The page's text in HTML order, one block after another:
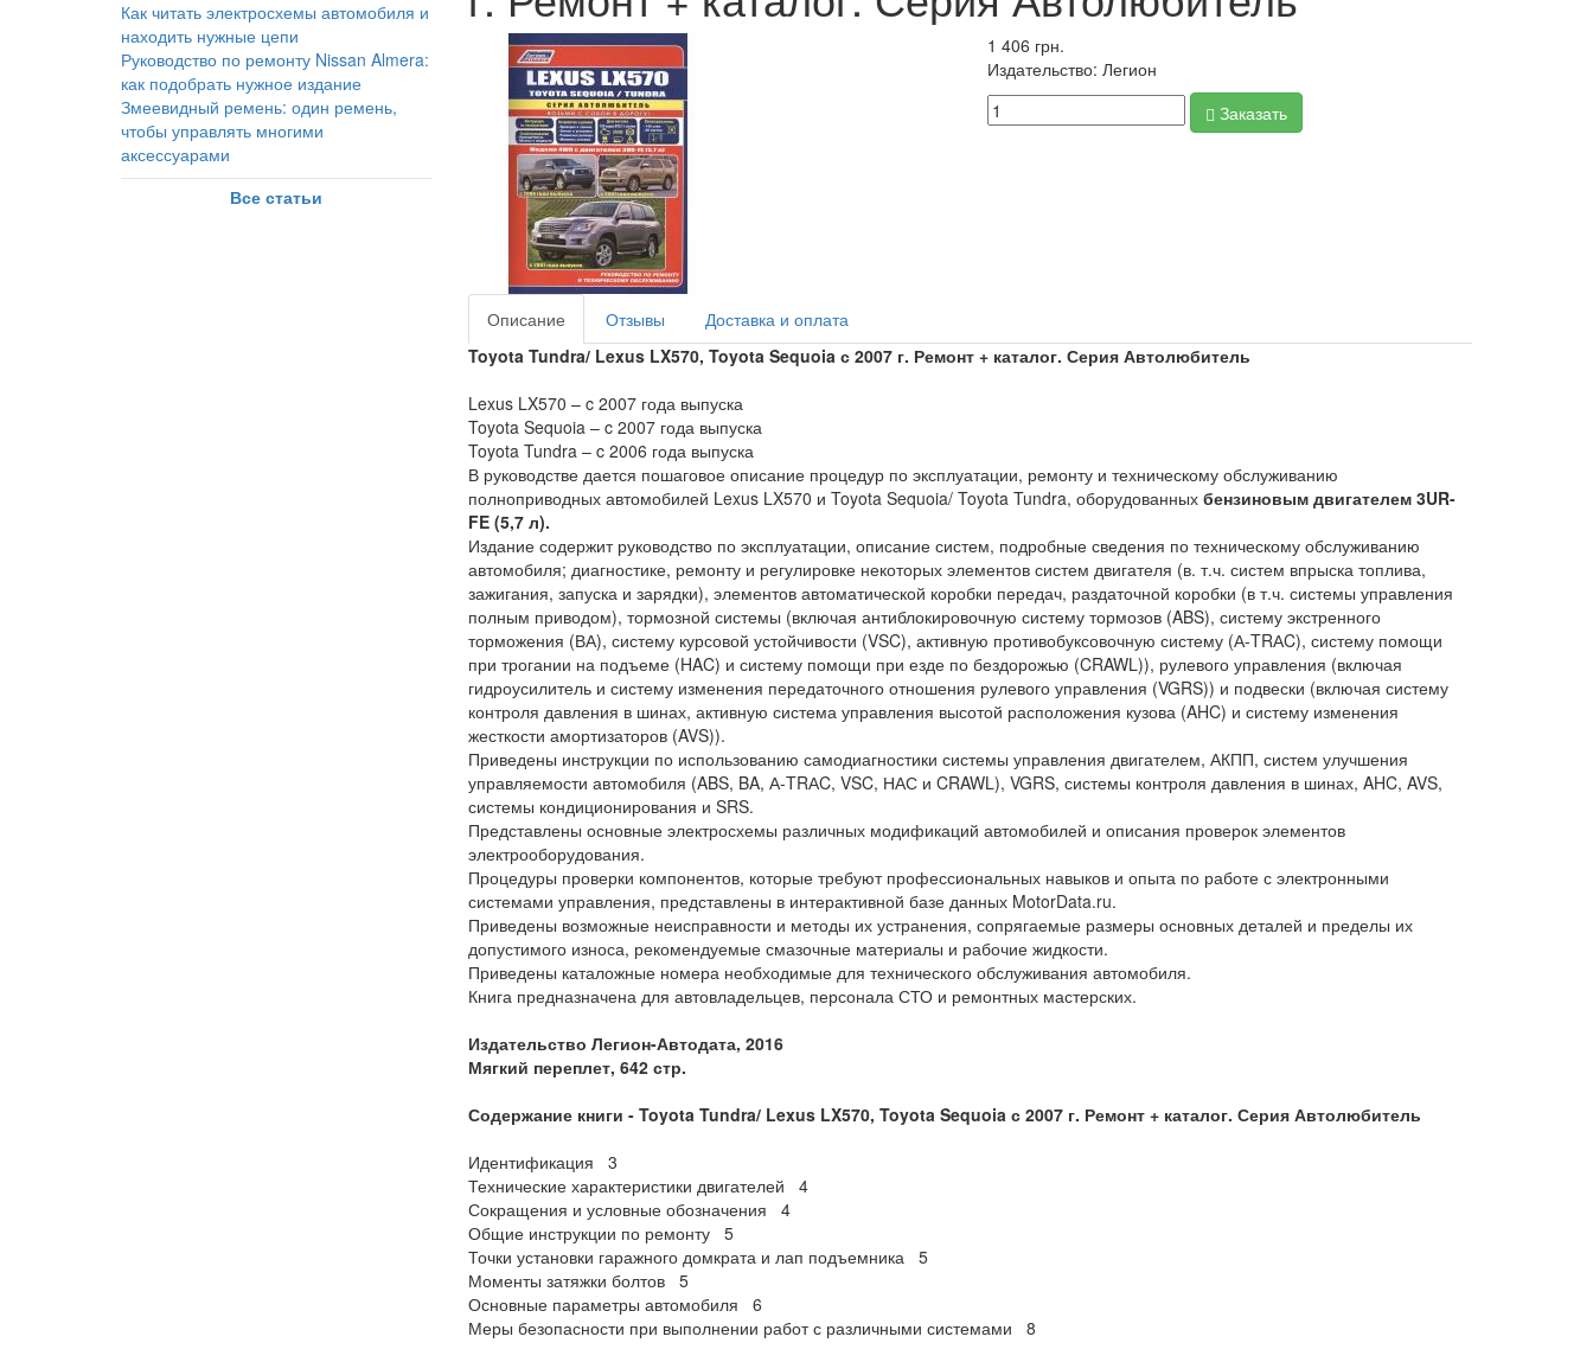
Как читать электросхемы автомобиля и
находить нужные цепи
Руководство по ремонту Nissan Almera:
как подобрать нужное издание
Змеевидный ремень: один ремень,
чтобы управлять многими
аксессуарами
Все статьи
1 406 грн.
Издательство: Легион
Заказать
Описание Отзывы
Доставка и оплата
Toyota Tundra/ Lexus LX570, Toyota Sequoia с 2007 г. Ремонт + каталог. Серия Автолюбитель
Lexus LX570 – c 2007 года выпуска
Toyota Sequoia – c 2007 года выпуска
Toyota Tundra – c 2006 года выпуска
В руководстве дается пошаговое описание процедур по эксплуатации, ремонту и техническому обслуживанию
полноприводных автомобилей Lexus LX570 и Toyota Sequoia/ Toyota Tundra, оборудованных бензиновым двигателем 3UR-
FE (5,7 л).
Издание содержит руководство по эксплуатации, описание систем, подробные сведения по техническому обслуживанию
автомобиля; диагностике, ремонту и регулировке некоторых элементов систем двигателя (в. т.ч. систем впрыска топлива,
зажигания, запуска и зарядки), элементов автоматической коробки передач, раздаточной коробки (в т.ч. системы управления
полным приводом), тормозной системы (включая антиблокировочную систему тормозов (ABS), систему экстренного
торможения (ВА), систему курсовой устойчивости (VSC), активную противобуксовочную систему (А-TRАC), систему помощи
при трогании на подъеме (HAC) и систему помощи при езде по бездорожью (CRAWL)), рулевого управления (включая
гидроусилитель и систему изменения передаточного отношения рулевого управления (VGRS)) и подвески (включая систему
контроля давления в шинах, активную система управления высотой расположения кузова (AHC) и систему изменения
жесткости амортизаторов (AVS)).
Приведены инструкции по использованию самодиагностики системы управления двигателем, АКПП, систем улучшения
управляемости автомобиля (ABS, BA, А-TRАC, VSC, НАС и CRAWL), VGRS, системы контроля давления в шинах, AHC, AVS,
системы кондиционирования и SRS.
Представлены основные электросхемы различных модификаций автомобилей и описания проверок элементов
электрооборудования.
Процедуры проверки компонентов, которые требуют профессиональных навыков и опыта по работе с электронными
системами управления, представлены в интерактивной базе данных MotorData.ru.
Приведены возможные неисправности и методы их устранения, сопрягаемые размеры основных деталей и пределы их
допустимого износа, рекомендуемые смазочные материалы и рабочие жидкости.
Приведены каталожные номера необходимые для технического обслуживания автомобиля.
Книга предназначена для автовладельцев, персонала СТО и ремонтных мастерских.
Издательство Легион-Автодата, 2016
Мягкий переплет, 642 стр.
Содержание книги - Toyota Tundra/ Lexus LX570, Toyota Sequoia с 2007 г. Ремонт + каталог. Серия Автолюбитель
Идентификация 3
Технические характеристики двигателей 4
Сокращения и условные обозначения 4
Общие инструкции по ремонту 5
Точки установки гаражного домкрата и лап подъемника 5
Моменты затяжки болтов 5
Основные параметры автомобиля 6
Меры безопасности при выполнении работ с различными системами 8